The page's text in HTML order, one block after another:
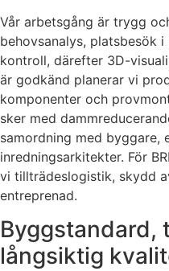
Vår arbetsgång är trygg
behovsanalys, platsbesök
kontroll, därefter 3D-
är godkänd planerar vi
komponenter och
sker med
samordning med byggare,
inredningsarkitekter. För
vi tillträdeslogistik, skydd
entreprenad.
Byggstandard,
långsiktig